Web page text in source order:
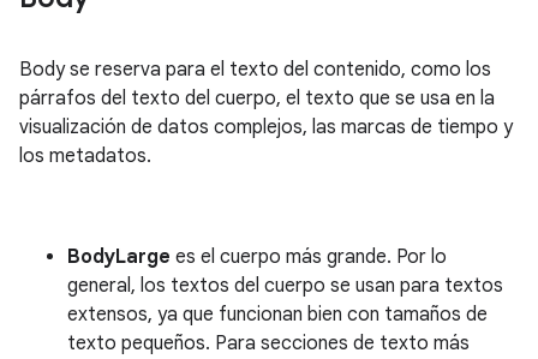
Body se reserva para el texto del contenido, como los
párrafos del texto del cuerpo, el texto que se usa en la
visualización de datos complejos, las marcas de tiempo y
los metadatos.
BodyLarge es el cuerpo más grande. Por lo
general, los textos del cuerpo se usan para textos
extensos, ya que funcionan bien con tamaños de
texto pequeños. Para secciones de texto más